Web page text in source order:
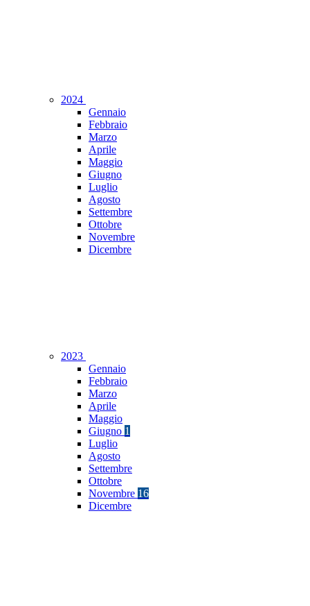
2024
Gennaio
Febbraio
Marzo
Aprile
Maggio
Giugno
Luglio
Agosto
Settembre
Ottobre
Novembre
Dicembre
2023
Gennaio
Febbraio
Marzo
Aprile
Maggio
Giugno 1
Luglio
Agosto
Settembre
Ottobre
Novembre 16
Dicembre